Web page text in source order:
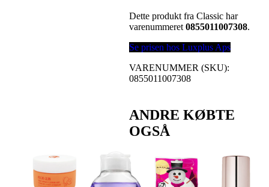
Dette produkt fra Classic har
varenummeret0855011007308.
Se prisen hos Luxplus Aps
VARENUMMER (SKU):
0855011007308
ANDRE KØBTE
OGSÅ